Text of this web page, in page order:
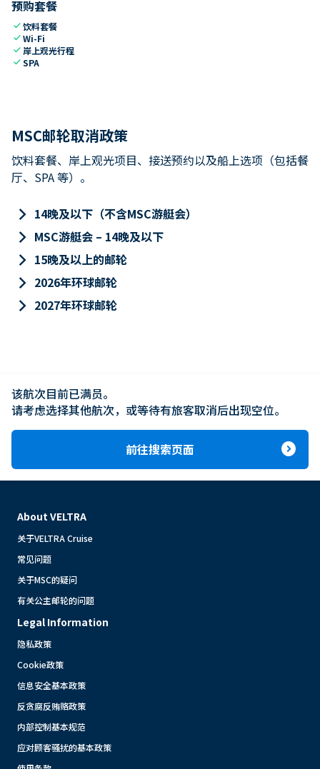
预购套餐
check饮料套餐
checkWi-Fi
check 岸上观光行程
checkSPA
MSC邮轮取消政策
饮料套餐、岸上观光项目、接送预约以及船上选项（包括餐
厅、SPA 等）。
keyboard_arrow_right 14晚及以下（不含MSC游艇会）
keyboard_arrow_right MSC游艇会 – 14晚及以下
keyboard_arrow_right 15晚及以上的邮轮
keyboard_arrow_right 2026年环球邮轮
keyboard_arrow_right 2027年环球邮轮
该航次目前已满员。
请考虑选择其他航次，或等待有旅客取消后出现空位。
前往搜索页面 expand_circle_right
About VELTRA
关于VELTRA Cruise
常见问题
关于MSC的疑问
有关公主邮轮的问题
Legal Information
隐私政策
Cookie政策
信息安全基本政策
反贪腐反贿赂政策
内部控制基本规范
应对顾客骚扰的基本政策